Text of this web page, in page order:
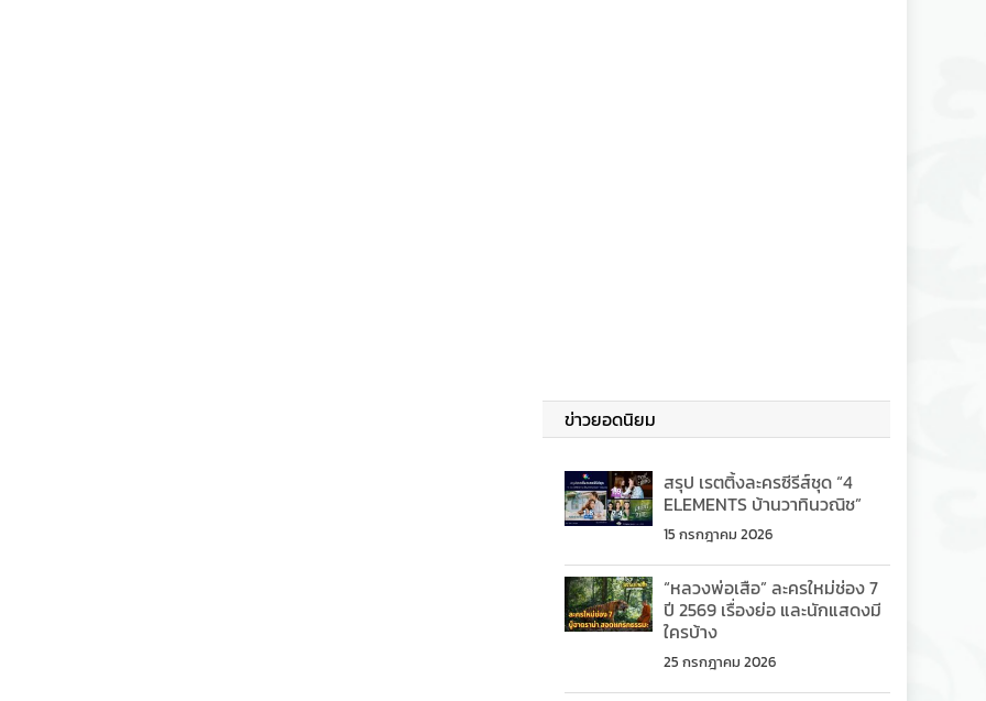
ข่าวยอดนิยม
สรุป เรตติ้งละครซีรีส์ชุด “4
ELEMENTS บ้านวาทินวณิช”
15 กรกฎาคม 2026
“หลวงพ่อเสือ” ละครใหม่ช่อง 7
ปี 2569 เรื่องย่อ และนักแสดงมี
ใครบ้าง
25 กรกฎาคม 2026